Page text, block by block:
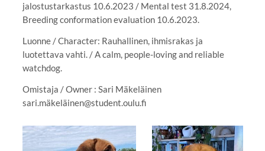
jalostustarkastus 10.6.2023 / Mental test 31.8.2024,
Breeding conformation evaluation 10.6.2023.
Luonne / Character: Rauhallinen, ihmisrakas ja
luotettava vahti. / A calm, people-loving and reliable
watchdog.
Omistaja / Owner : Sari Mäkeläinen
sari.mäkeläinen@student.oulu.fi